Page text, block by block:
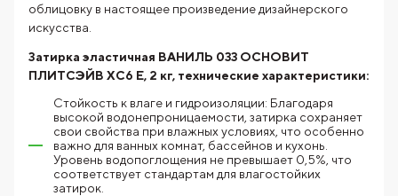
облицовку в настоящее произведение дизайнерского
искусства.
Затирка эластичная ВАНИЛЬ 033 ОСНОВИТ
ПЛИТСЭЙВ XC6 E, 2 кг, технические характеристики:
Стойкость к влаге и гидроизоляции: Благодаря
высокой водонепроницаемости, затирка сохраняет
свои свойства при влажных условиях, что особенно
важно для ванных комнат, бассейнов и кухонь.
Уровень водопоглощения не превышает 0,5%, что
соответствует стандартам для влагостойких
затирок.